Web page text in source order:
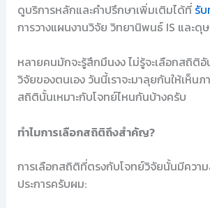
ดูบริการหลักและคำปรึกษาเพิ่มเติมได้ที่ รั
การวางแผนงานวิจัย วิทยานิพนธ์ IS และ
หลายคนมักจะรู้สึกมึนงง ไม่รู้จะเลือกสถิติ
วิจัยของตนเอง วันนี้เราจะมาลุยกันให้เห็น
สถิตินั้นเหมาะกับโจทย์ไหนกันบ้างครับ
ทำไมการเลือกสถิติถึงสำคัญ?
การเลือกสถิติที่ตรงกับโจทย์วิจัยนั้นมีควา
ประการครับผม: